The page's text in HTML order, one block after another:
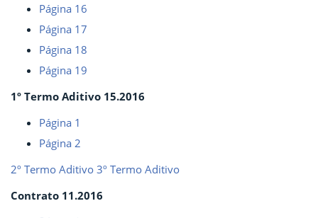
Página 16
Página 17
Página 18
Página 19
1º Termo Aditivo 15.2016
Página 1
Página 2
2º Termo Aditivo 3º Termo Aditivo
Contrato 11.2016